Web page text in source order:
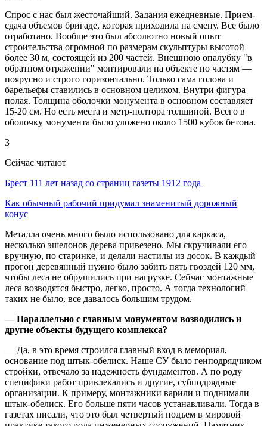
Спрос с нас был жесточайший. Задания ежедневные. Прием-
сдача объемов бригаде, которая приходила на смену. Все было
отработано. Вообще это был абсолютно новый опыт
строительства огромной по размерам скульптуры высотой
более 30 м, состоящей из 200 частей. Внешнюю опалубку "в
обратном отражении" монтировали на объекте по частям —
поярусно и строго горизонтально. Только сама голова и
барельефы ставились в основном целиком. Внутри фигура
полая. Толщина оболочки монумента в основном составляет
15-20 см. Но есть места и метр-полтора толщиной. Всего в
оболочку монумента было уложено около 1500 кубов бетона.
3
Сейчас читают
Брест 111 лет назад со страниц газеты 1912 года
Как обычный рабочий придумал знаменитый дорожный
конус
Металла очень много было использовано для каркаса,
несколько эшелонов дерева привезено. Мы скручивали его
вручную, по старинке, и делали настилы из досок. В каждый
прогон деревянный нужно было забить пять гвоздей 120 мм,
чтобы леса не обрушились при нагрузке. Сейчас монтажные
леса возводятся быстро, легко, просто. А тогда технологий
таких не было, все давалось большим трудом.
— Параллельно с главным монументом возводились и
другие объекты будущего комплекса?
— Да, в это время строился главный вход в мемориал,
основание под штык-обелиск. Наше СУ было генподрядчиком
стройки, отвечало за надежность фундаментов. А по роду
специфики работ привлекались и другие, субподрядные
организации. К примеру, монтажники варили и поднимали
штык-обелиск. Его больше пяти часов устанавливали. Тогда в
газетах писали, что это был четвертый подъем в мировой